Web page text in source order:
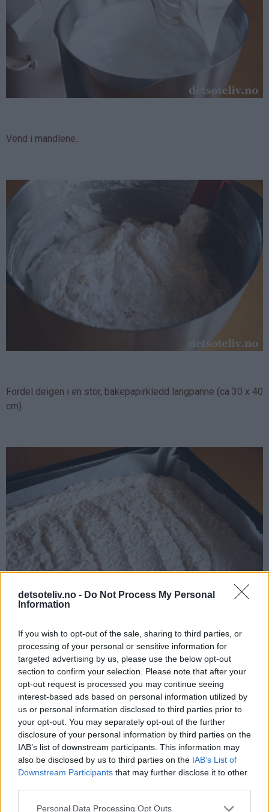
detsoteliv.no - Do Not Process My Personal
Information
If you wish to opt-out of the sale, sharing to third parties, or
processing of your personal or sensitive information for
targeted advertising by us, please use the below opt-out
section to confirm your selection. Please note that after your
opt-out request is processed you may continue seeing
interest-based ads based on personal information utilized by
us or personal information disclosed to third parties prior to
your opt-out. You may separately opt-out of the further
disclosure of your personal information by third parties on the
IAB’s list of downstream participants. This information may
also be disclosed by us to third parties on the IAB’s List of
Downstream Participants that may further disclose it to other
Personal Data Processing Opt Outs
Vend i mandlene.
Fordel deigen i en stor, bakepapirkledd langpanne (ca 30 x 40
cm).
Stek kaken midt i ovnen ved 175°C i 20 minutter. Avkjøl kaken
i langpannen til den er helt kald. Dra så kaken forsiktig over
på en rist (eller la kaken bli i langpannen hvis du har plass til
å sette hele pannen i kjøleskapet eller har kjølerom).